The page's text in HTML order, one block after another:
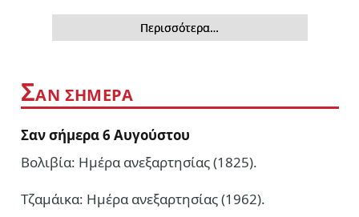
Περισσότερα…
ΣΑΝ ΣΗΜΕΡΑ
Σαν σήμερα 6 Αυγούστου
Βολιβία: Ημέρα ανεξαρτησίας (1825).
Τζαμάικα: Ημέρα ανεξαρτησίας (1962).